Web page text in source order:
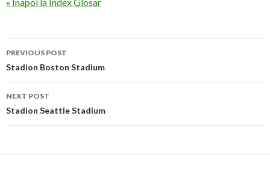
Post
navigation
PREVIOUS POST
Stadion Boston Stadium
NEXT POST
Stadion Seattle Stadium